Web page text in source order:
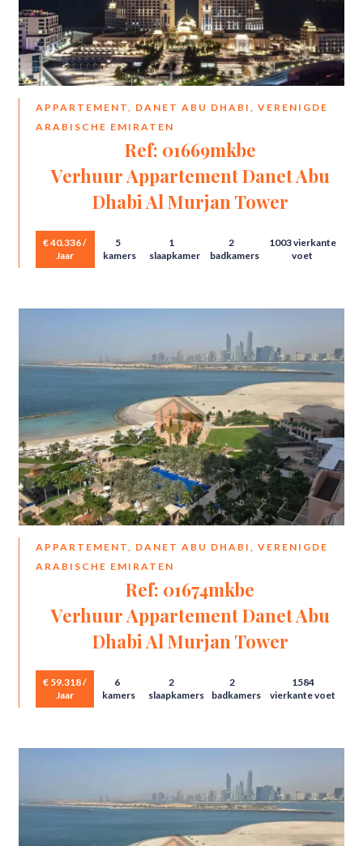
APPARTEMENT, DANET ABU DHABI, VERENIGDE
ARABISCHE EMIRATEN
Ref: 01669mkbe
Verhuur Appartement Danet Abu
Dhabi Al Murjan Tower
€ 40.336 /
Jaar
5
kamers
1
slaapkamer
2
badkamers
1003 vierkante
voet
APPARTEMENT, DANET ABU DHABI, VERENIGDE
ARABISCHE EMIRATEN
Ref: 01674mkbe
Verhuur Appartement Danet Abu
Dhabi Al Murjan Tower
€ 59.318 /
Jaar
6
kamers
2
slaapkamers
2
badkamers
1584
vierkante voet